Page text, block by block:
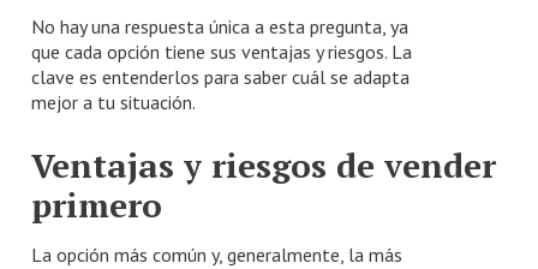
No hay una respuesta única a esta pregunta, ya
que cada opción tiene sus ventajas y riesgos. La
clave es entenderlos para saber cuál se adapta
mejor a tu situación.
Ventajas y riesgos de vender
primero
La opción más común y, generalmente, la más